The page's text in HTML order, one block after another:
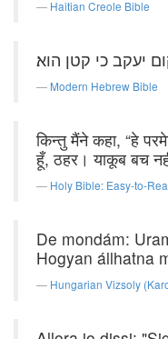
Haitian Creole Bible
יעקב כי קטן הוא׃
Modern Hebrew Bible
किन्तु मैंने कहा, “हे
हूँ, ठहर। याकूब बच
Holy Bible: Easy-to-
De mondám:
Hogyan állhatna
Hungarian Vizsoly